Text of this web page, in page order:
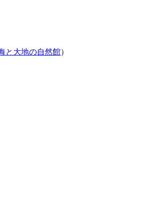
と大地の自然館）